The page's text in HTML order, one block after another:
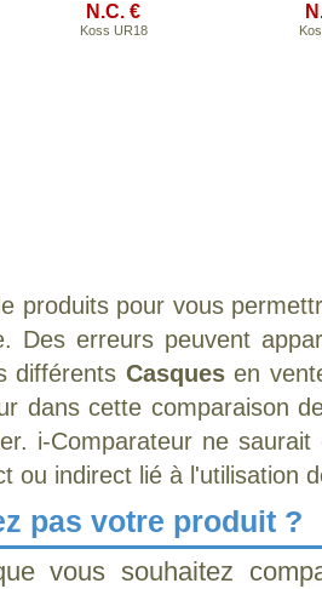
N.C. €
Koss UR18
produits pour vous
Des erreurs peuvent
différents Casquesen
dans cette comparaison
i-Comparateur ne
ou indirect lié à l'utilisation
pas votre produit ?
vous souhaitez